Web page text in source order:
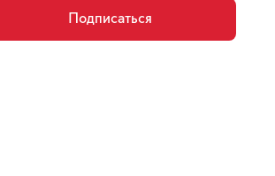
Подписаться